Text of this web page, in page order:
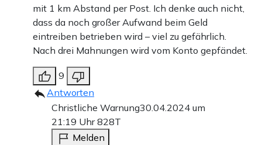
mit 1 km Abstand per Post. Ich denke auch nicht,
dass da noch großer Aufwand beim Geld
eintreiben betrieben wird – viel zu gefährlich.
Nach drei Mahnungen wird vom Konto gepfändet.
9
Antworten
Christliche Warnung30.04.2024 um
21:19 Uhr828T
Melden